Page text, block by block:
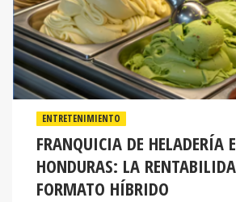
ENTRETENIMIENTO
FRANQUICIA DE HELADERÍA
HONDURAS: LA
FORMATO HÍBRIDO